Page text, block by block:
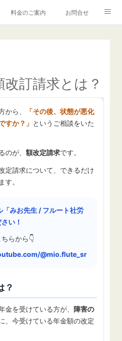
料金のご案内 お問合せ
訂請求とは？